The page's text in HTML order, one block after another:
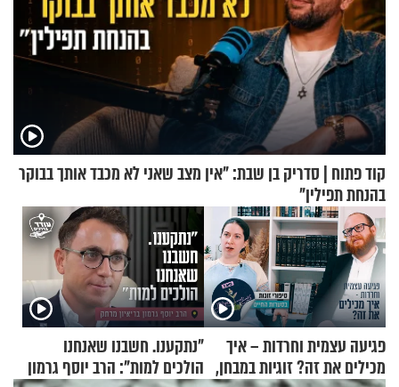
קוד פתוח | סדריק בן שבת: "אין מצב שאני לא מכבד אותך בבוקר
בהנחת תפילין"
פגיעה עצמית וחרדות – איך
מכילים את זה? זוגיות במבחן,
"נתקענו. חשבנו שאנחנו
הולכים למות": הרב יוסף גרמון